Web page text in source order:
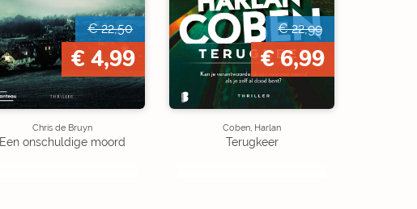
€ 22,50
€ 4,99
Chris de Bruyn
Een onschuldige moord
€ 22,99
€ 6,99
Coben, Harlan
Terugkeer